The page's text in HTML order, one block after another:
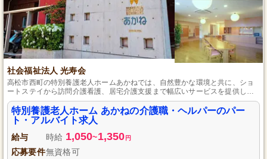
社会福祉法人 光寿会
高松市西町の特別養護老人ホームあかねでは、自然豊かな環境と共に、ショ
ートステイから訪問介護看護、居宅介護支援まで幅広いサービスを提供し、
地域福祉に貢献しています。働きやすい環境も特徴で、週2日からの勤務やメ
リハリのある体制が整っており、正社員登用もあります。
特別養護老人ホーム あかねの介護職・ヘルパーのパー
ト・アルバイト求人
給与 時給 1,050~1,350 円
応募要件無資格可